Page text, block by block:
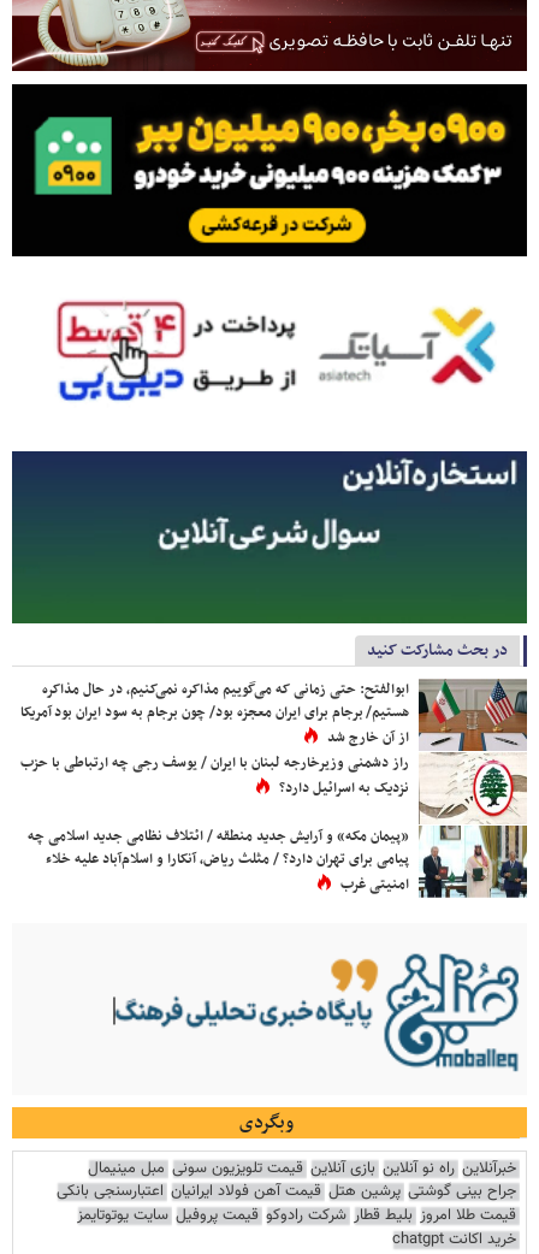
در بحث مشارکت کنید
ابوالفتح: حتی زمانی که می‌گوییم مذاکره نمی‌کنیم، در حال مذاکره
هستیم/ برجام برای ایران معجزه بود/ چون برجام به سود ایران بود آمریکا
از آن خارج شد
راز دشمنی وزیرخارجه لبنان با ایران / یوسف رجی چه ارتباطی با حزب
نزدیک به اسرائیل دارد؟
«پیمان مکه» و آرایش جدید منطقه / ائتلاف نظامی جدید اسلامی چه
پیامی برای تهران دارد؟ / مثلث ریاض، آنکارا و اسلام‌آباد علیه خلاء
امنیتی غرب
وبگردی
خبرآنلاین راه نو آنلاین بازی آنلاین قیمت تلویزیون سونی مبل مینیمال
جراح بینی گوشتی پرشین هتل قیمت آهن فولاد ایرانیان اعتبارسنجی بانکی
قیمت طلا امروز بلیط قطار شرکت رادوکو قیمت پروفیل سایت یوتوتایمز
خرید اکانت chatgpt